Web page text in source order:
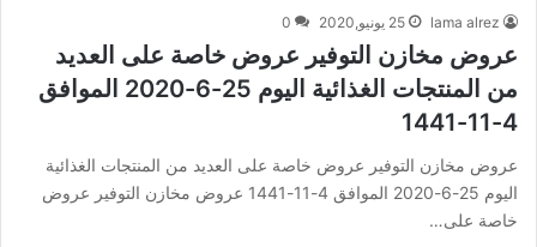
lama alrez 25 يونيو,2020 0
عروض مخازن التوفير عروض خاصة على العديد
من المنتجات الغذائية اليوم 25-6-2020 الموافق
4-11-1441
عروض مخازن التوفير عروض خاصة على العديد من المنتجات الغذائية
اليوم 25-6-2020 الموافق 4-11-1441 عروض مخازن التوفير عروض
خاصة على…